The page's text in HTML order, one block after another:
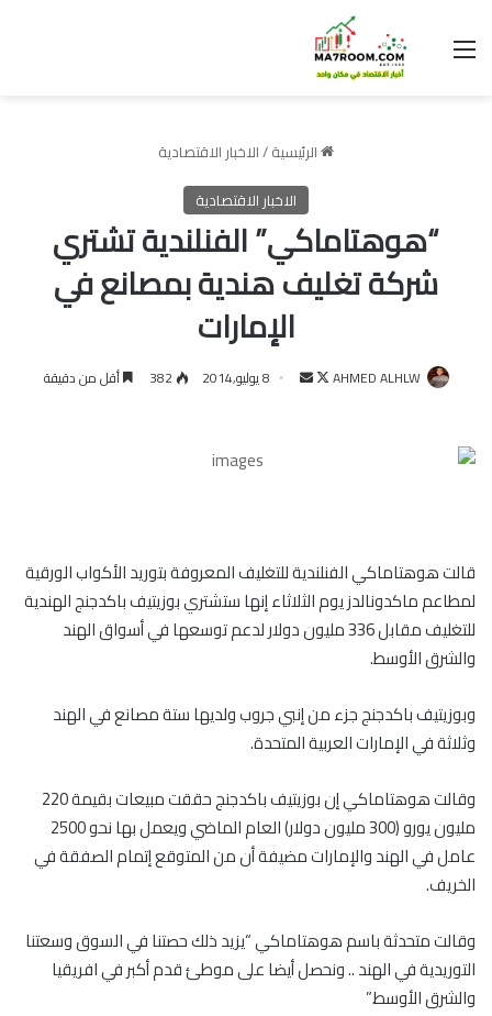
القائمة
الرئيسية/الاخبار الاقتصادية
الاخبار الاقتصادية
“هوهتاماكي” الفنلندية تشتري
شركة تغليف هندية بمصانع في
الإمارات
AHMED ALHLW
تابعأرسل 8 يوليو,2014 382 أقل من دقيقة
قالت هوهتاماكي الفنلندية للتغليف المعروفة بتوريد الأكواب الورقية
لمطاعم ماكدونالدز يوم الثلاثاء إنها ستشتري بوزيتيف باكدجنج الهندية
للتغليف مقابل 336 مليون دولار لدعم توسعها في أسواق الهند
والشرق الأوسط.
وبوزيتيف باكدجنج جزء من إنبي جروب ولديها ستة مصانع في الهند
وثلاثة في الإمارات العربية المتحدة.
وقالت هوهتاماكي إن بوزيتيف باكدجنج حققت مبيعات بقيمة 220
مليون يورو (300 مليون دولار) العام الماضي ويعمل بها نحو 2500
عامل في الهند والإمارات مضيفة أن من المتوقع إتمام الصفقة في
الخريف.
وقالت متحدثة باسم هوهتاماكي “يزيد ذلك حصتنا في السوق وسعتنا
التوريدية في الهند .. ونحصل أيضا على موطئ قدم أكبر في افريقيا
والشرق الأوسط.”